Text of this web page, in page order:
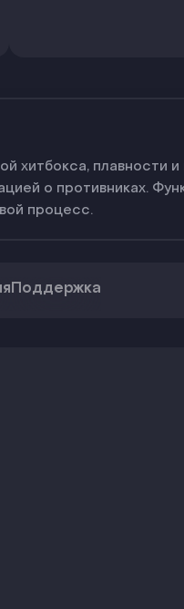
хитбокса, плавности и
о противниках.
процесс.
Поддержка